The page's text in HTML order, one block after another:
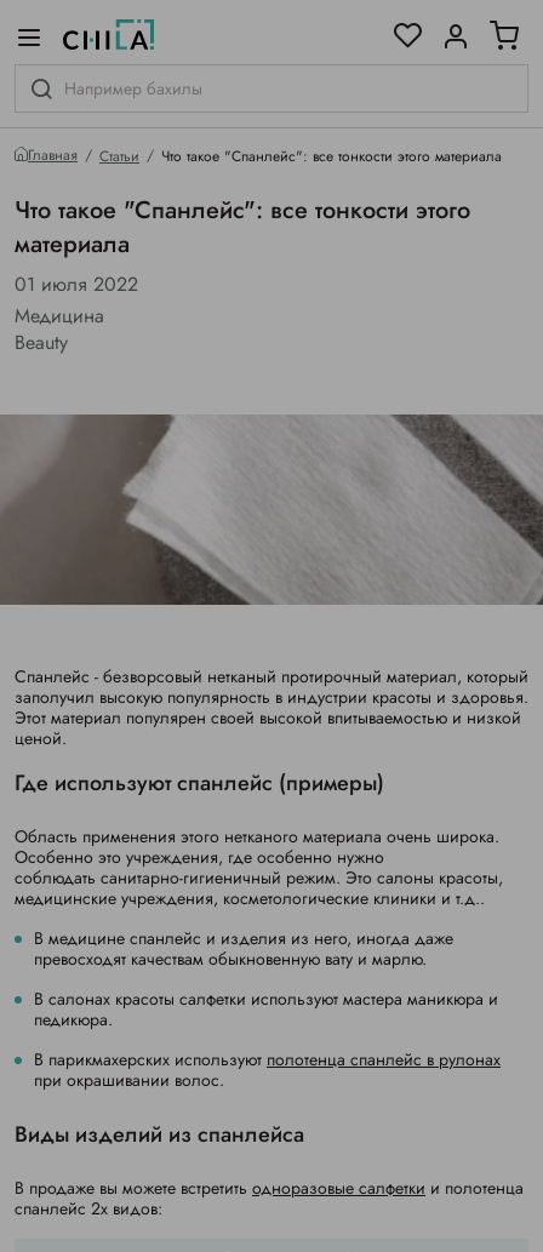
Главная Статьи Что такое "Спанлейс": все тонкости этого материала
Что такое "Спанлейс": все тонкости этого
материала
01 июля 2022
Медицина
Beauty
Спанлейс - безворсовый нетканый протирочный материал, который
заполучил высокую популярность в индустрии красоты и здоровья.
Этот материал популярен своей высокой впитываемостью и низкой
ценой.
Где используют спанлейс (примеры)
Область применения этого нетканого материала очень широка.
Особенно это учреждения, где особенно нужно
соблюдать санитарно-гигиеничный режим. Это салоны красоты,
медицинские учреждения, косметологические клиники и т.д..
В медицине спанлейс и изделия из него, иногда даже
превосходят качествам обыкновенную вату и марлю.
В салонах красоты салфетки используют мастера маникюра и
педикюра.
В парикмахерских используют полотенца спанлейс в рулонах
при окрашивании волос.
Виды изделий из спанлейса
В продаже вы можете встретить одноразовые салфетки и полотенца
спанлейс 2х видов:
гамме